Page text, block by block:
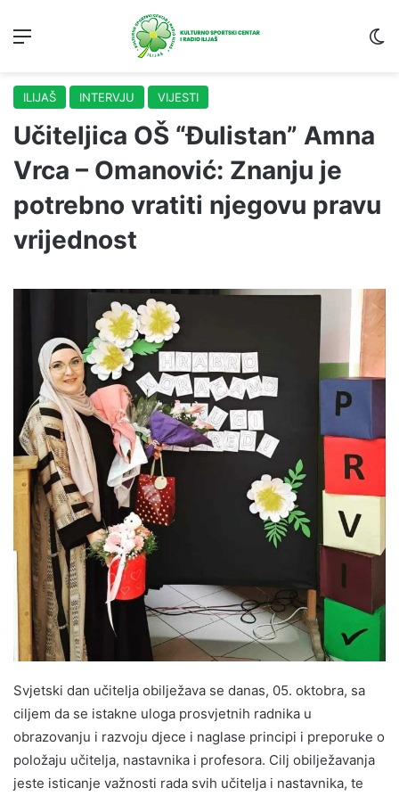
ILIJAŠ INTERVJU VIJESTI
Učiteljica OŠ “Đulistan” Amna
Vrca – Omanović: Znanju je
potrebno vratiti njegovu pravu
vrijednost
Svjetski dan učitelja obilježava se danas, 05. oktobra, sa
ciljem da se istakne uloga prosvjetnih radnika u
obrazovanju i razvoju djece i naglase principi i preporuke o
položaju učitelja, nastavnika i profesora. Cilj obilježavanja
jeste isticanje važnosti rada svih učitelja i nastavnika, te